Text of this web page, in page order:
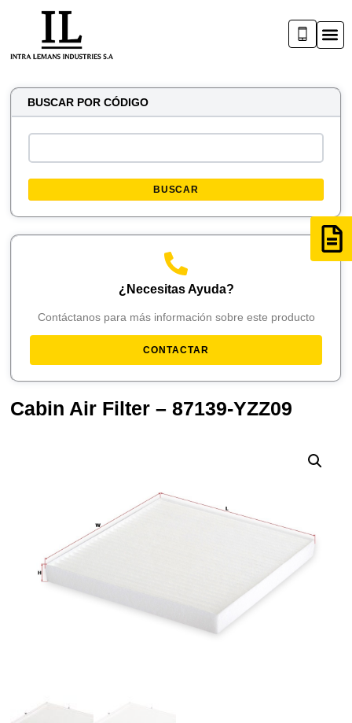
BUSCAR POR CÓDIGO
BUSCAR
¿Necesitas Ayuda?
Contáctanos para más información sobre este producto
CONTACTAR
Cabin Air Filter – 87139-YZZ09